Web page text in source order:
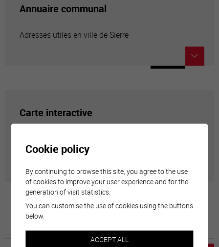
Annuaire communal
Adresses utiles en ville de Sierre
Carte interactive
de Sierre.
Cookie policy
By continuing to browse this site, you agree to the use
of cookies to improve your user experience and for the
generation of visit statistics.
You can customise the use of cookies using the buttons
below.
ACCEPT ALL